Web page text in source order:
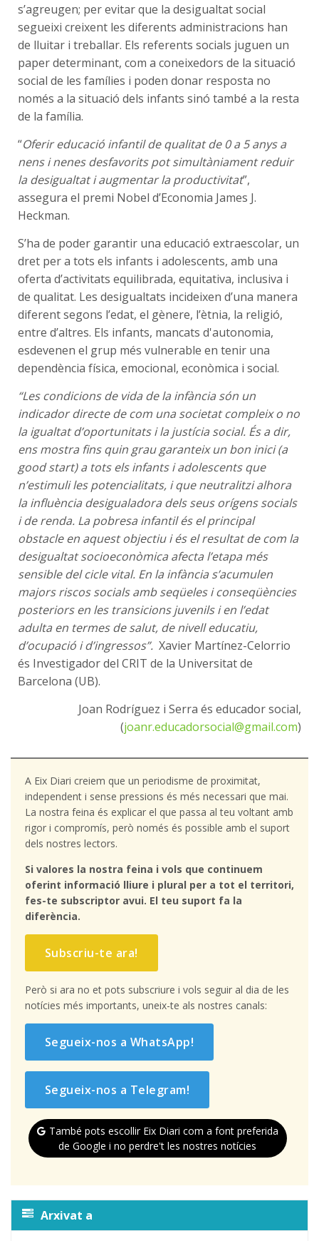
s’agreugen; per evitar que la desigualtat social
segueixi creixent les diferents administracions han
de lluitar i treballar. Els referents socials juguen un
paper determinant, com a coneixedors de la situació
social de les famílies i poden donar resposta no
només a la situació dels infants sinó també a la resta
de la família.
“Oferir educació infantil de qualitat de 0 a 5 anys a
nens i nenes desfavorits pot simultàniament reduir
la desigualtat i augmentar la productivitat”,
assegura el premi Nobel d’Economia James J.
Heckman.
S’ha de poder garantir una educació extraescolar, un
dret per a tots els infants i adolescents, amb una
oferta d’activitats equilibrada, equitativa, inclusiva i
de qualitat. Les desigualtats incideixen d’una manera
diferent segons l’edat, el gènere, l’ètnia, la religió,
entre d’altres. Els infants, mancats d'autonomia,
esdevenen el grup més vulnerable en tenir una
dependència física, emocional, econòmica i social.
“Les condicions de vida de la infància són un
indicador directe de com una societat compleix o no
la igualtat d’oportunitats i la justícia social. És a dir,
ens mostra fins quin grau garanteix un bon inici (a
good start) a tots els infants i adolescents que
n’estimuli les potencialitats, i que neutralitzi alhora
la influència desigualadora dels seus orígens socials
i de renda. La pobresa infantil és el principal
obstacle en aquest objectiu i és el resultat de com la
desigualtat socioeconòmica afecta l’etapa més
sensible del cicle vital. En la infància s’acumulen
majors riscos socials amb seqüeles i conseqüències
posteriors en les transicions juvenils i en l’edat
adulta en termes de salut, de nivell educatiu,
d’ocupació i d’ingressos”. Xavier Martínez-Celorrio
és Investigador del CRIT de la Universitat de
Barcelona (UB).
Joan Rodríguez i Serra és educador social,
(joanr.educadorsocial@gmail.com)
A Eix Diari creiem que un periodisme de proximitat,
independent i sense pressions és més necessari que mai.
La nostra feina és explicar el que passa al teu voltant amb
rigor i compromís, però només és possible amb el suport
dels nostres lectors.
Si valores la nostra feina i vols que continuem
oferint informació lliure i plural per a tot el territori,
fes-te subscriptor avui. El teu suport fa la
diferència.
Subscriu-te ara!
Però si ara no et pots subscriure i vols seguir al dia de les
notícies més importants, uneix-te als nostres canals:
Segueix-nos a WhatsApp!
Segueix-nos a Telegram!
També pots escollir Eix Diari com a font preferida
de Google i no perdre't les nostres notícies
Arxivat a